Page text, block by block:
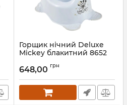
Горщик нічний Deluxe
Mickey блакитний 8652
648,00 грн